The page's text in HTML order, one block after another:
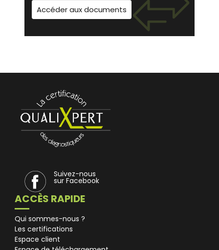
Accéder aux documents
Suivez-nous
sur Facebook
ACCÈS RAPIDE
Qui sommes-nous ?
Les certifications
Espace client